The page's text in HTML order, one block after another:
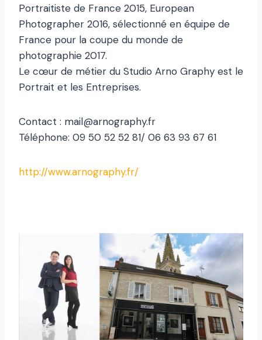
Portraitiste de France 2015, European
Photographer 2016, sélectionné en équipe de
France pour la coupe du monde de
photographie 2017.
Le cœur de métier du Studio Arno Graphy est le
Portrait et les Entreprises.
Contact : mail@arnography.fr
Téléphone: 09 50 52 52 81/ 06 63 93 67 61
http://www.arnography.fr/